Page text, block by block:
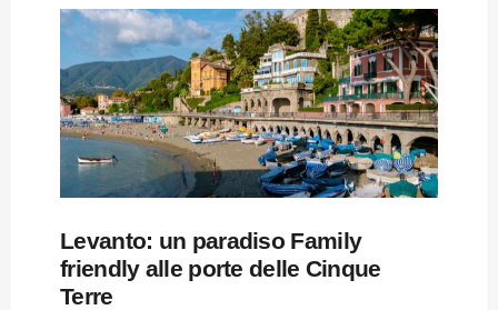
Levanto: un paradiso Family
friendly alle porte delle Cinque
Terre